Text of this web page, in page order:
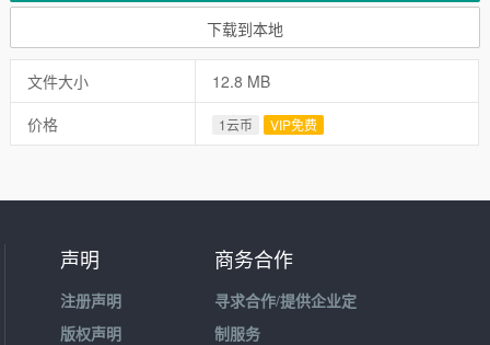
下载到本地
文件大小
12.8 MB
价格
1云币 VIP免费
声明
注册声明
版权声明
商务合作
寻求合作/提供企业定
制服务